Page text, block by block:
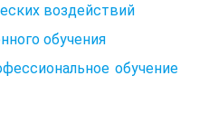
воздействий
обучения
обучение